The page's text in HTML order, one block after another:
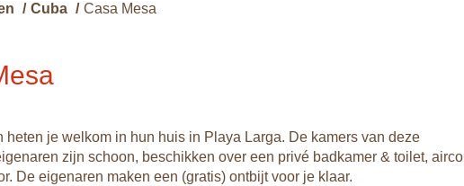
/ Cuba / Casa Mesa
heten je welkom in hun huis in Playa Larga. De kamers van deze
zijn schoon, beschikken over een privé badkamer & toilet, airco
De eigenaren maken een (gratis) ontbijt voor je klaar.